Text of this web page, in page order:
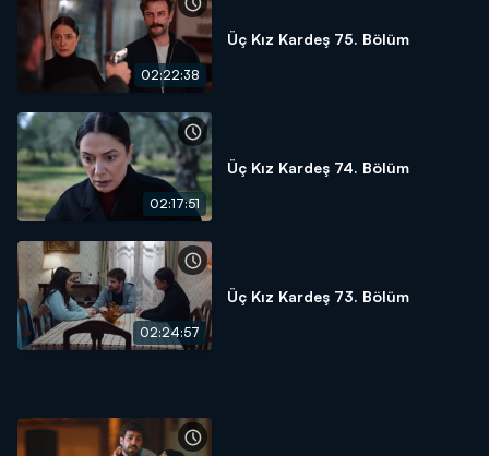
02:22:38
Üç Kız Kardeş 75. Bölüm
02:17:51
Üç Kız Kardeş 74. Bölüm
02:24:57
Üç Kız Kardeş 73. Bölüm